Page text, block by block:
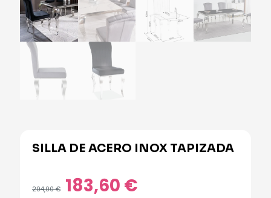
SILLA DE ACERO INOX TAPIZADA
204,00€ El183,60 €